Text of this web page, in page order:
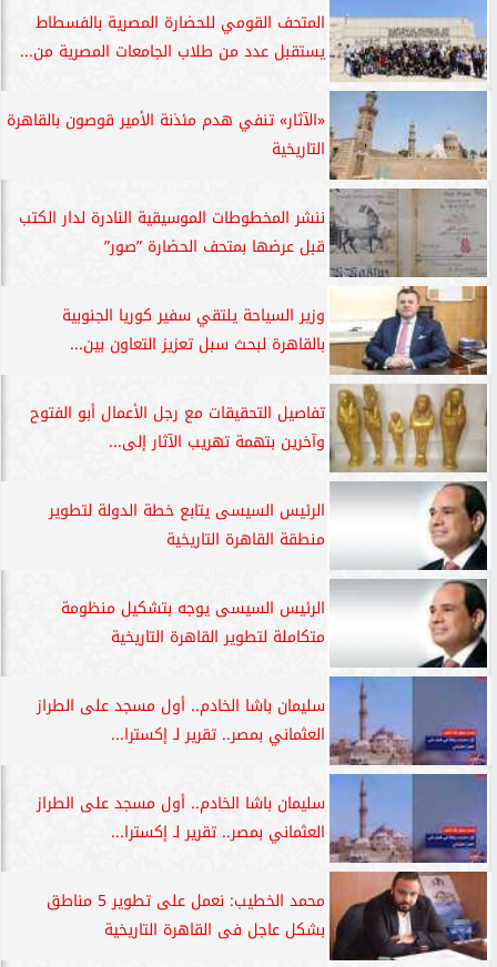
المتحف القومي للحضارة المصرية بالفسطاط
يستقبل عدد من طلاب الجامعات المصرية من...
«الآثار» تنفي هدم مئذنة الأمير قوصون بالقاهرة
التاريخية
ننشر المخطوطات الموسيقية النادرة لدار الكتب
قبل عرضها بمتحف الحضارة ”صور”
وزير السياحة يلتقي سفير كوريا الجنوبية
بالقاهرة لبحث سبل تعزيز التعاون بين...
تفاصيل التحقيقات مع رجل الأعمال أبو الفتوح
وآخرين بتهمة تهريب الآثار إلى...
الرئيس السيسى يتابع خطة الدولة لتطوير
منطقة القاهرة التاريخية
الرئيس السيسى يوجه بتشكيل منظومة
متكاملة لتطوير القاهرة التاريخية
سليمان باشا الخادم.. أول مسجد على الطراز
العثماني بمصر.. تقرير لـ إكسترا...
سليمان باشا الخادم.. أول مسجد على الطراز
العثماني بمصر.. تقرير لـ إكسترا...
محمد الخطيب: نعمل على تطوير 5 مناطق
بشكل عاجل فى القاهرة التاريخية